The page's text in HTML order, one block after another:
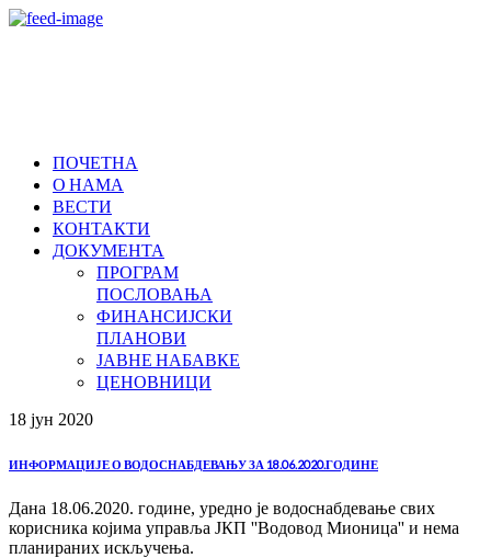
ПОЧЕТНА
О НАМА
ВЕСТИ
КОНТАКТИ
ДОКУМЕНТА
ПРОГРАМ
ПОСЛОВАЊА
ФИНАНСИЈСКИ
ПЛАНОВИ
ЈАВНЕ НАБАВКЕ
ЦЕНОВНИЦИ
18 јун 2020
ИНФОРМАЦИЈЕ О ВОДОСНАБДЕВАЊУ ЗА 18.06.2020.ГОДИНЕ
Дана 18.06.2020. године, уредно је водоснабдевање свих
корисника којима управља ЈКП ''Водовод Мионица'' и нема
планираних искључења.